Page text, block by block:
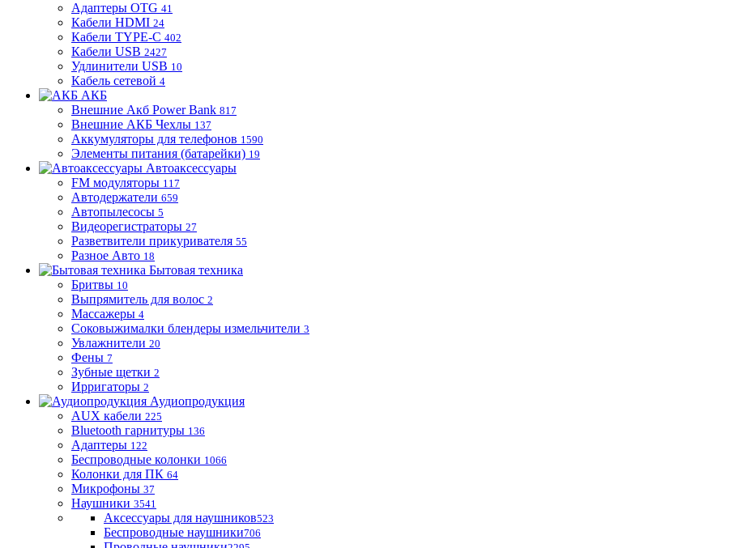
Адаптеры OTG 41
Кабели HDMI 24
Кабели TYPE-C 402
Кабели USB 2427
Удлинители USB 10
Кабель сетевой 4
АКБ
Внешние Акб Power Bank 817
Внешние АКБ Чехлы 137
Аккумуляторы для телефонов 1590
Элементы питания (батарейки) 19
Автоаксессуары
FM модуляторы 117
Автодержатели 659
Автопылесосы 5
Видеорегистраторы 27
Разветвители прикуривателя 55
Разное Авто 18
Бытовая техника
Бритвы 10
Выпрямитель для волос 2
Массажеры 4
Соковыжималки блендеры измельчители 3
Увлажнители 20
Фены 7
Зубные щетки 2
Ирригаторы 2
Аудиопродукция
AUX кабели 225
Bluetooth гарнитуры 136
Адаптеры 122
Беспроводные колонки 1066
Колонки для ПК 64
Микрофоны 37
Наушники 3541
Аксессуары для наушников523
Беспроводные наушники706